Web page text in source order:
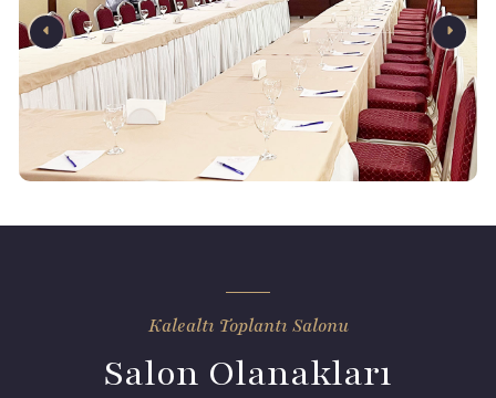
Kalealtı Toplantı Salonu
Salon Olanakları